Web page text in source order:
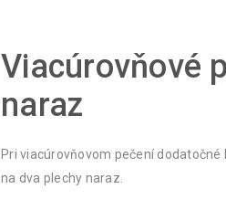
Viacúrovňové
naraz
Pri viacúrovňovom pečení
na dva plechy naraz.